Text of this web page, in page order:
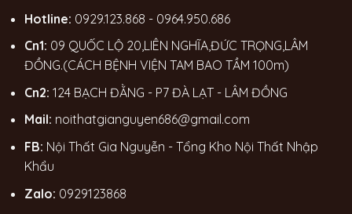
Hotline: 0929.123.868 - 0964.950.686
Cn1: 09 QUỐC LỘ 20,LIÊN NGHĨA,ĐỨC TRỌNG,LÂM
ĐỒNG.(CÁCH BỆNH VIỆN TAM BAO TẦM 100m)
Cn2: 124 BẠCH ĐẰNG - P7 ĐÀ LẠT - LÂM ĐỒNG
Mail: noithatgianguyen686@gmail.com
FB: Nội Thất Gia Nguyễn - Tổng Kho Nội Thất Nhập
Khẩu
Zalo: 0929123868